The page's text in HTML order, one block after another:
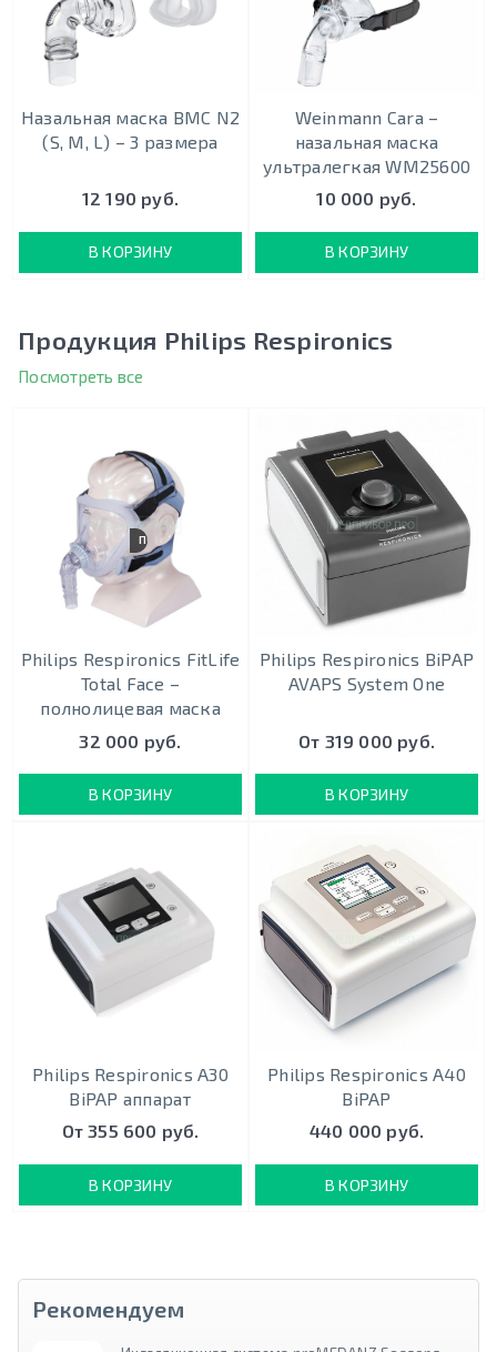
Назальная маска BMC N2
(S, M, L) – 3 размера
12 190 руб.
В КОРЗИНУ
Weinmann Cara –
назальная маска
ультралегкая WM25600
10 000 руб.
В КОРЗИНУ
Продукция Philips Respironics
Посмотреть все
ПОЛНОЛИЦЕВАЯ
Philips Respironics FitLife
Total Face –
полнолицевая маска
32 000 руб.
В КОРЗИНУ
Philips Respironics BiPAP
AVAPS System One
От 319 000 руб.
В КОРЗИНУ
Philips Respironics A30
BiPAP аппарат
От 355 600 руб.
В КОРЗИНУ
Philips Respironics A40
BiPAP
440 000 руб.
В КОРЗИНУ
Рекомендуем